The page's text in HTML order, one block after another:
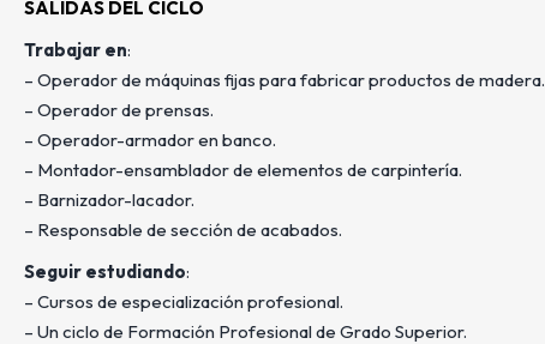
SALIDAS DEL CICLO
Trabajar en:
– Operador de máquinas fijas para fabricar productos de madera.
– Operador de prensas.
– Operador-armador en banco.
– Montador-ensamblador de elementos de carpintería.
– Barnizador-lacador.
– Responsable de sección de acabados.
Seguir estudiando:
– Cursos de especialización profesional.
– Un ciclo de Formación Profesional de Grado Superior.